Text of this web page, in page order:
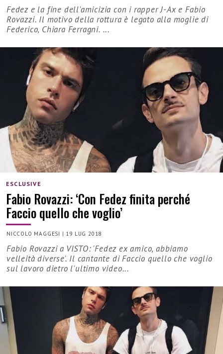
Fedez e la fine dell'amicizia con i rapper J-Ax e Fabio
Rovazzi. Il motivo della rottura è legato alla moglie di
Federico, Chiara Ferragni. ...
ESCLUSIVE
Fabio Rovazzi: ‘Con Fedez finita perché
Faccio quello che voglio’
NICCOLO MAGGESI | 19 LUG 2018
Fabio Rovazzi a VISTO: 'Fedez ex amico, abbiamo
velleità diverse'. Il cantante di Faccio quello che voglio
sul lavoro dietro l'ultimo video...